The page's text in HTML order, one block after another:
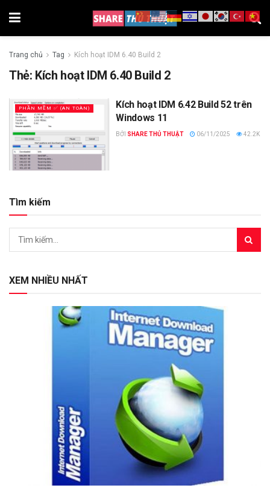
Trang chủ Tag Kích hoạt IDM 6.40 Build 2
Thẻ: Kích hoạt IDM 6.40 Build 2
PHẦN MỀM ✅ (AN TOÀN)
Kích hoạt IDM 6.42 Build 52 trên
Windows 11
BỞI SHARE THỦ THUẬT 06/11/2025 42.2K
Tìm kiếm
XEM NHIỀU NHẤT